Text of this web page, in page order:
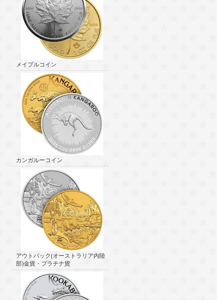
メイプルコイン
カンガルーコイン
アウトバック(オーストラリア内陸
部)金貨・プラチナ貨